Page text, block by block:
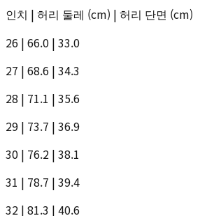
인치 | 허리 둘레 (cm) | 허리 단면 (cm)
26 | 66.0 | 33.0
27 | 68.6 | 34.3
28 | 71.1 | 35.6
29 | 73.7 | 36.9
30 | 76.2 | 38.1
31 | 78.7 | 39.4
32 | 81.3 | 40.6